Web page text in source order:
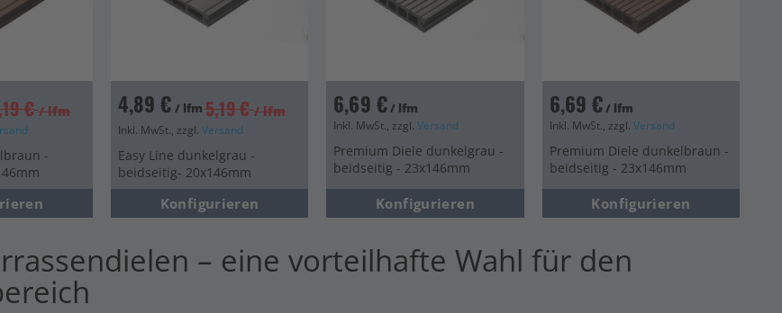
€ / lfm
-
4,89 € / lfm5,19 € / lfm
Inkl. MwSt., zzgl. Versand
Easy Line dunkelgrau -
beidseitig- 20x146mm
Konfigurieren
6,69 €/ lfm
Inkl. MwSt., zzgl.Versand
Premium Diele dunkelgrau -
beidseitig - 23x146mm
Konfigurieren
6,69 €/ lfm
Inkl. MwSt., zzgl. Versand
Premium Diele dunkelbraun -
beidseitig - 23x146mm
Konfigurieren
– eine vorteilhafte Wahl für den